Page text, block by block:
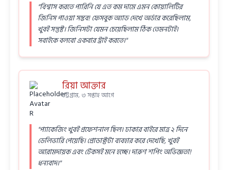
"বিশ্বাস করতে পারিনি যে এত কম দামে এমন কোয়ালিটির
জিনিস পাওয়া সম্ভব! ফেসবুক অ্যাড দেখে অর্ডার করেছিলাম,
খুবই সন্তুষ্ট। জিনিসটা যেমন চেয়েছিলাম ঠিক তেমনটাই।
সবাইকে বলবো একবার ট্রাই করতে।"
রিয়া আক্তার
চট্টগ্রাম, ৩ সপ্তাহ আগে
"প্যাকেজিং খুবই প্রফেশনাল ছিল। ঢাকার বাইরে মাত্র ২ দিনে
ডেলিভারি পেয়েছি। প্রোডাক্টটা ব্যবহার করে দেখেছি, খুবই
আরামদায়ক এবং টেকসই মনে হচ্ছে। দারুণ শপিং অভিজ্ঞতা!
ধন্যবাদ।"